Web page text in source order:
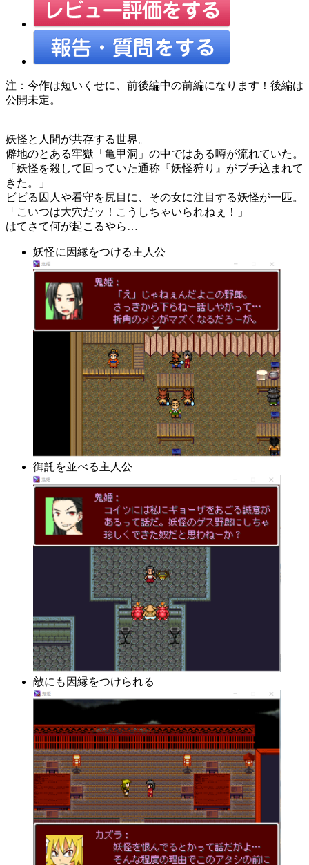
注：今作は短いくせに、前後編中の前編になります！後編は
公開未定。
妖怪と人間が共存する世界。
僻地のとある牢獄「亀甲洞」の中ではある噂が流れていた。
「妖怪を殺して回っていた通称『妖怪狩り』がブチ込まれて
きた。」
ビビる囚人や看守を尻目に、その女に注目する妖怪が一匹。
「こいつは大穴だッ！こうしちゃいられねぇ！」
はてさて何が起こるやら…
妖怪に因縁をつける主人公
御託を並べる主人公
敵にも因縁をつけられる